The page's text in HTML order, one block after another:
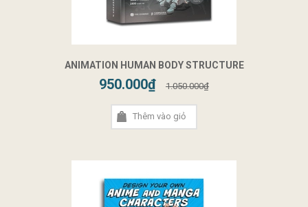
ANIMATION HUMAN BODY STRUCTURE
950.000₫ 1.050.000₫
Thêm vào giỏ